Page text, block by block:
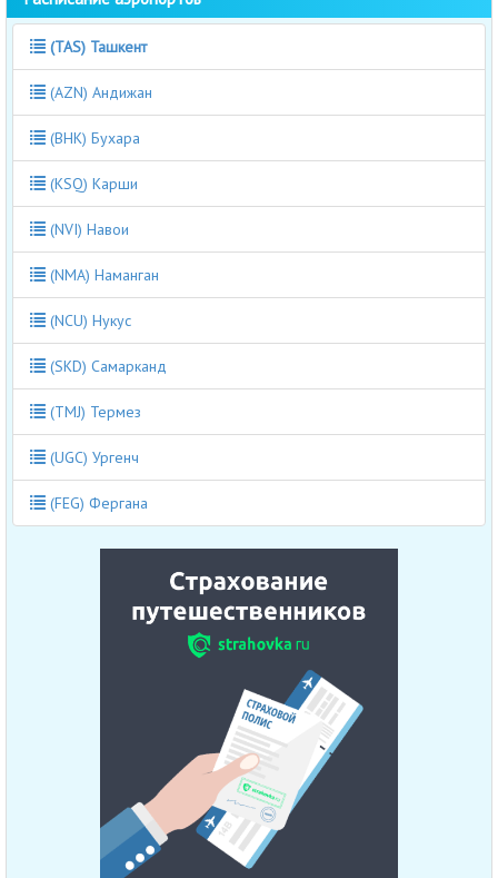
(TAS) Ташкент
(AZN) Андижан
(BHK) Бухара
(KSQ) Карши
(NVI) Навои
(NMA) Наманган
(NCU) Нукус
(SKD) Самарканд
(TMJ) Термез
(UGC) Ургенч
(FEG) Фергана